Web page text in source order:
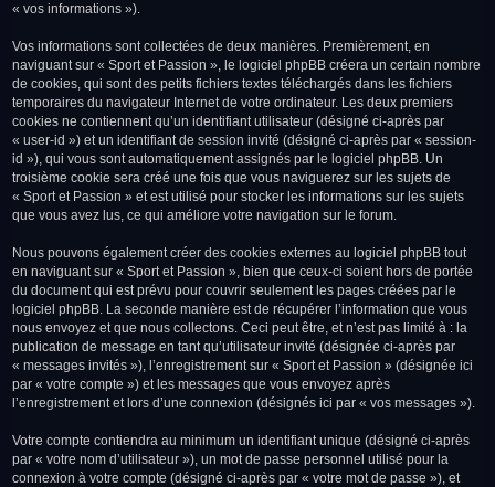
« vos informations »).
Vos informations sont collectées de deux manières. Premièrement, en
naviguant sur « Sport et Passion », le logiciel phpBB créera un certain nombre
de cookies, qui sont des petits fichiers textes téléchargés dans les fichiers
temporaires du navigateur Internet de votre ordinateur. Les deux premiers
cookies ne contiennent qu’un identifiant utilisateur (désigné ci-après par
« user-id ») et un identifiant de session invité (désigné ci-après par « session-
id »), qui vous sont automatiquement assignés par le logiciel phpBB. Un
troisième cookie sera créé une fois que vous naviguerez sur les sujets de
« Sport et Passion » et est utilisé pour stocker les informations sur les sujets
que vous avez lus, ce qui améliore votre navigation sur le forum.
Nous pouvons également créer des cookies externes au logiciel phpBB tout
en naviguant sur « Sport et Passion », bien que ceux-ci soient hors de portée
du document qui est prévu pour couvrir seulement les pages créées par le
logiciel phpBB. La seconde manière est de récupérer l’information que vous
nous envoyez et que nous collectons. Ceci peut être, et n’est pas limité à : la
publication de message en tant qu’utilisateur invité (désignée ci-après par
« messages invités »), l’enregistrement sur « Sport et Passion » (désignée ici
par « votre compte ») et les messages que vous envoyez après
l’enregistrement et lors d’une connexion (désignés ici par « vos messages »).
Votre compte contiendra au minimum un identifiant unique (désigné ci-après
par « votre nom d’utilisateur »), un mot de passe personnel utilisé pour la
connexion à votre compte (désigné ci-après par « votre mot de passe »), et